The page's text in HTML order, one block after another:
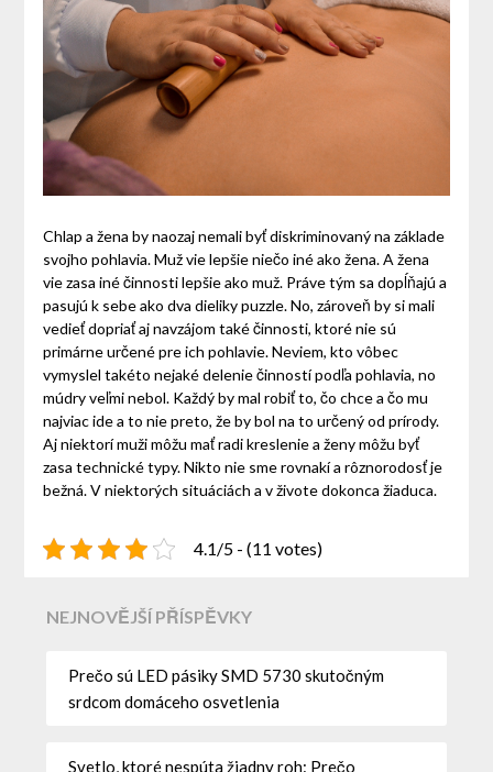
Chlap a žena by naozaj nemali byť diskriminovaný na základe
svojho pohlavia. Muž vie lepšie niečo iné ako žena. A žena
vie zasa iné činnosti lepšie ako muž. Práve tým sa dopĺňajú a
pasujú k sebe ako dva dieliky puzzle. No, zároveň by si mali
vedieť dopriať aj navzájom také činnosti, ktoré nie sú
primárne určené pre ich pohlavie. Neviem, kto vôbec
vymyslel takéto nejaké delenie činností podľa pohlavia, no
múdry veľmi nebol. Každý by mal robiť to, čo chce a čo mu
najviac ide a to nie preto, že by bol na to určený od prírody.
Aj niektorí muži môžu mať radi kreslenie a ženy môžu byť
zasa technické typy. Nikto nie sme rovnakí a rôznorodosť je
bežná. V niektorých situáciách a v živote dokonca žiaduca.
4.1/5 - (11 votes)
NEJNOVĚJŠÍ PŘÍSPĚVKY
Prečo sú LED pásiky SMD 5730 skutočným
srdcom domáceho osvetlenia
Svetlo, ktoré nespúta žiadny roh: Prečo